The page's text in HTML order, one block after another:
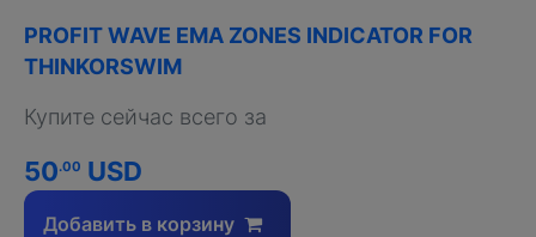
PROFIT WAVE EMA ZONES INDICATOR FOR
THINKORSWIM
Купите сейчас всего за
50.00 USD
Добавить в корзину